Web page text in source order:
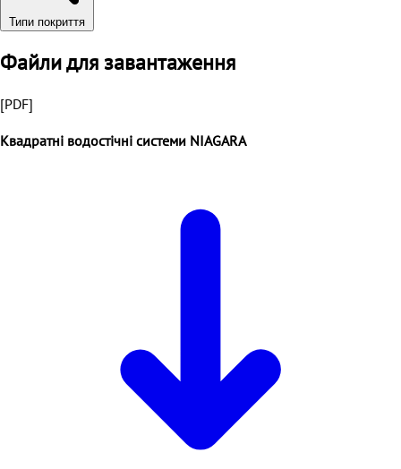
Типи покриття
Файли для завантаження
[PDF]
Квадратні водостічні системи NIAGARA